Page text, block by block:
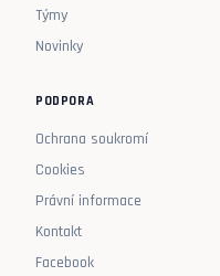
Týmy
Novinky
PODPORA
Ochrana soukromí
Cookies
Právní informace
Kontakt
Facebook